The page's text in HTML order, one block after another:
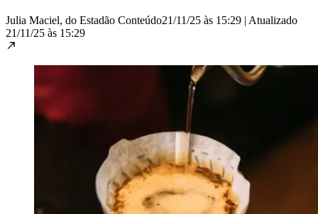
Julia Maciel, do Estadão Conteúdo21/11/25 às 15:29 | Atualizado
21/11/25 às 15:29